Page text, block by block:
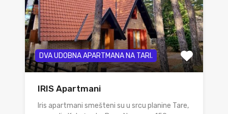
DVA UDOBNA APARTMANA NA TARI.
IRIS Apartmani
Iris apartmani smešteni su u srcu planine Tare,